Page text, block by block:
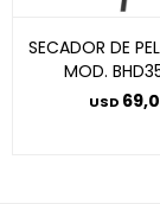
SECADOR DE
MOD.
USD